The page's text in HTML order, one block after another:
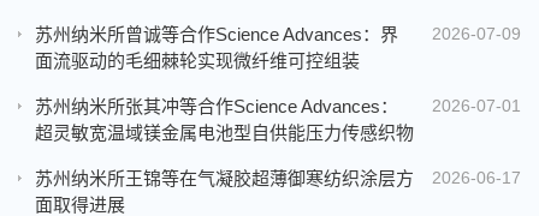
2026-07-09
苏州纳米所曾诚等合作Science Advances：界
面流驱动的毛细棘轮实现微纤维可控组装
2026-07-01
苏州纳米所张其冲等合作Science Advances：
超灵敏宽温域镁金属电池型自供能压力传感织物
2026-06-17
苏州纳米所王锦等在气凝胶超薄御寒纺织涂层方
面取得进展